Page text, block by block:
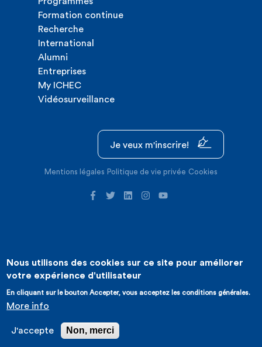
Formation continue
Recherche
International
Alumni
Entreprises
My ICHEC
Vidéosurveillance
Je veux m'inscrire!
Mentions légales Politique de vie privée Cookies
©2026 ICHEC |Création de site internet : Expansion
Nous utilisons des cookies sur ce site pour améliorer
votre expérience d'utilisateur
En cliquant sur le bouton Accepter, vous acceptez les conditions générales.
More info
J'accepte Non, merci